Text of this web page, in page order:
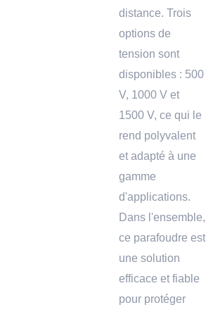
distance. Trois
options de
tension sont
disponibles : 500
V, 1000 V et
1500 V, ce qui le
rend polyvalent
et adapté à une
gamme
d'applications.
Dans l'ensemble,
ce parafoudre est
une solution
efficace et fiable
pour protéger